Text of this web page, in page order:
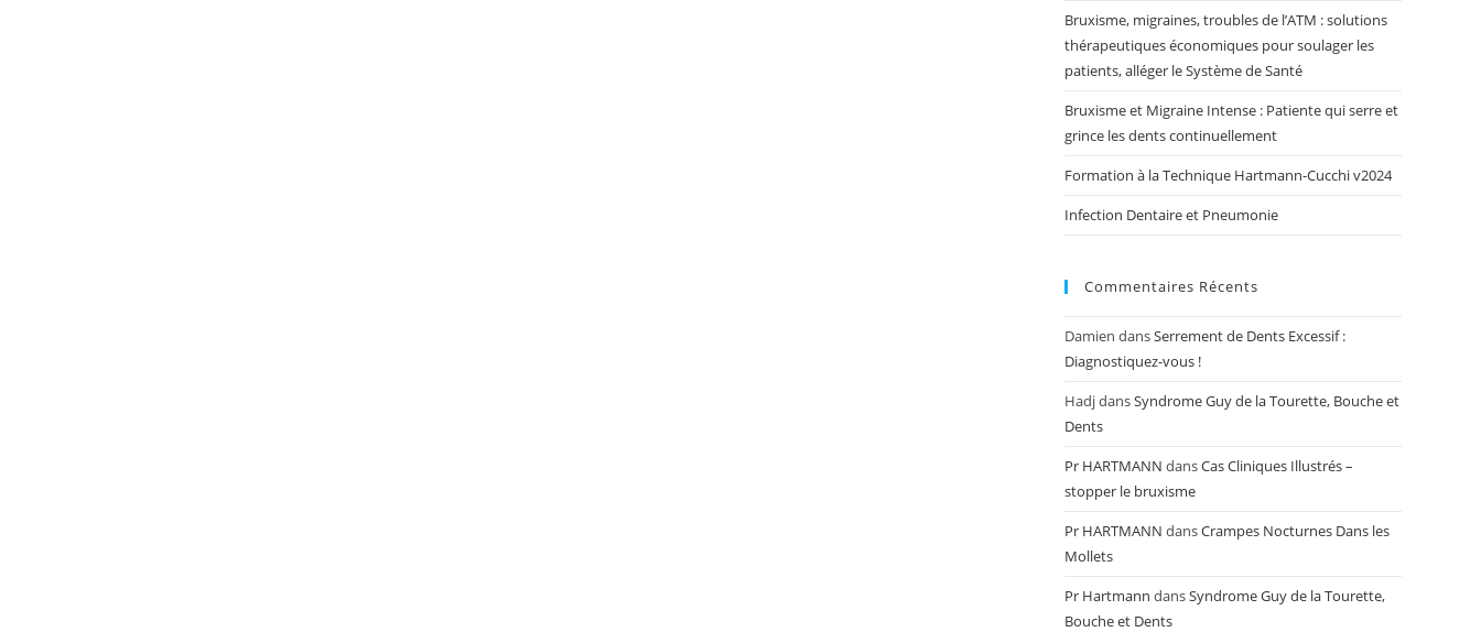
Bruxisme, migraines, troubles de l’ATM : solutions
thérapeutiques économiques pour soulager les
patients, alléger le Système de Santé
Bruxisme et Migraine Intense : Patiente qui serre et
grince les dents continuellement
Formation à la Technique Hartmann-Cucchi v2024
Infection Dentaire et Pneumonie
Commentaires Récents
Damien dansSerrement de Dents Excessif :
Diagnostiquez-vous !
HadjdansSyndrome Guy de la Tourette, Bouche et
Dents
Pr HARTMANN dansCas Cliniques Illustrés –
stopper le bruxisme
Pr HARTMANN dansCrampes Nocturnes Dans les
Mollets
Pr Hartmann dansSyndrome Guy de la Tourette,
Bouche et Dents